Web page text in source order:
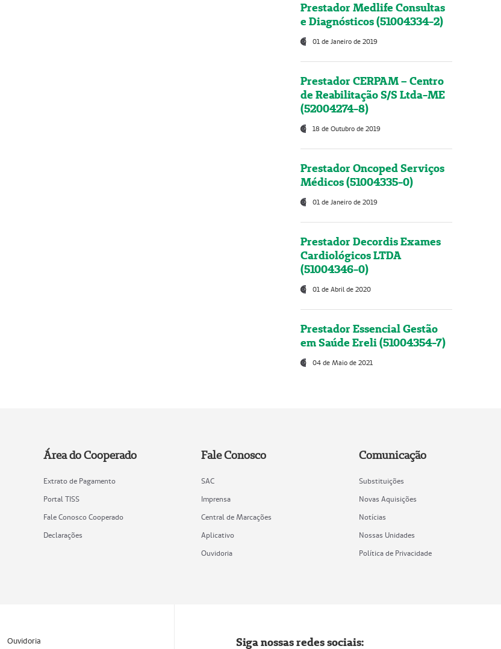
Prestador Medlife Consultas
e Diagnósticos (51004334-2)
01 de Janeiro de 2019
Prestador CERPAM – Centro
de Reabilitação S/S Ltda-ME
(52004274-8)
18 de Outubro de 2019
Prestador Oncoped Serviços
Médicos (51004335-0)
01 de Janeiro de 2019
Prestador Decordis Exames
Cardiológicos LTDA
(51004346-0)
01 de Abril de 2020
Prestador Essencial Gestão
em Saúde Ereli (51004354-7)
04 de Maio de 2021
Área do Cooperado
Extrato de Pagamento
Portal TISS
Fale Conosco Cooperado
Declarações
Fale Conosco
SAC
Imprensa
Central de Marcações
Aplicativo
Ouvidoria
Comunicação
Substituições
Novas Aquisições
Notícias
Nossas Unidades
Política de Privacidade
Ouvidoria Siga nossas redes sociais: